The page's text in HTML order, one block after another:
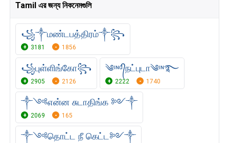
Tamil এর জন্য নিকনেমগুলি
꧁༒மண்டபத்திரம்༒꧂
3181 1856
꧁புள்ளிங்கோ꧂
2905 2126
༄ᶦᶰᵈ᭄நட்புடா༄ᶦᶰ࿐
2222 1740
༒༺என்ன சுடாதிங்க ༻༒
2069 165
༒༺தொட்ட நீ கெட்ட༻༒